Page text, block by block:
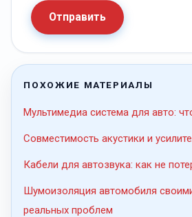
Отправить
ПОХОЖИЕ МАТЕРИАЛЫ
Мультимедиа система для авто:
Совместимость акустики и
Кабели для автозвука: как не
Шумоизоляция автомобиля
реальных проблем